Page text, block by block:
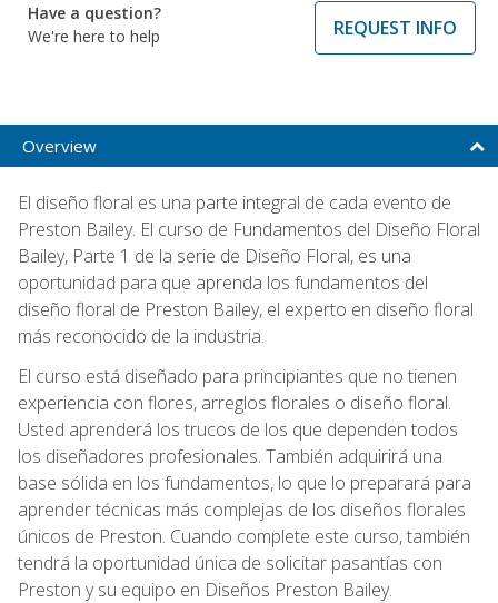
Have a question?
We're here to help
REQUEST INFO
Overview
El diseño floral es una parte integral de cada evento de
Preston Bailey. El curso de Fundamentos del Diseño Floral
Bailey, Parte 1 de la serie de Diseño Floral, es una
oportunidad para que aprenda los fundamentos del
diseño floral de Preston Bailey, el experto en diseño floral
más reconocido de la industria.
El curso está diseñado para principiantes que no tienen
experiencia con flores, arreglos florales o diseño floral.
Usted aprenderá los trucos de los que dependen todos
los diseñadores profesionales. También adquirirá una
base sólida en los fundamentos, lo que lo preparará para
aprender técnicas más complejas de los diseños florales
únicos de Preston. Cuando complete este curso, también
tendrá la oportunidad única de solicitar pasantías con
Preston y su equipo en Diseños Preston Bailey.